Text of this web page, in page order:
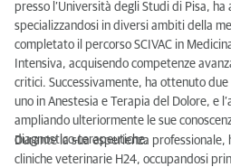
presso l’Università degli Studi di Pisa,
specializzandosi in diversi ambiti della
completato il percorso SCIVAC in
Intensiva, acquisendo competenze
critici. Successivamente, ha ottenuto
uno in Anestesia e Terapia del Dolore, e
ampliando ulteriormente le sue
diagnostico-terapeutiche.
Durante la sua esperienza
cliniche veterinarie H24, occupandosi